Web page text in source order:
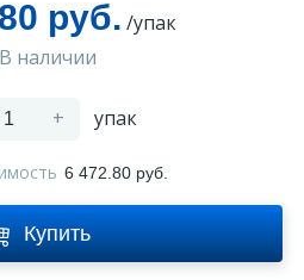
руб. /упак
В наличии
+ упак
6 472.80 руб.
Купить